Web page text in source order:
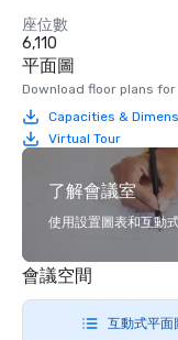
座位數
6,110
平面圖
Download floor plans
Capacities &
Virtual Tour
了解會議室
使用設置圖表和互動
會議空間
互動式平面